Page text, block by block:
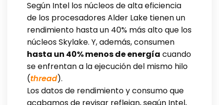
Según Intel los núcleos de alta eficiencia
de los procesadores Alder Lake tienen un
rendimiento hasta un 40% más alto que los
núcleos Skylake. Y, además, consumen
hasta un 40% menos de energía cuando
se enfrentan a la ejecución del mismo hilo
(thread).
Los datos de rendimiento y consumo que
acabamos de revisar reflejan, según Intel,